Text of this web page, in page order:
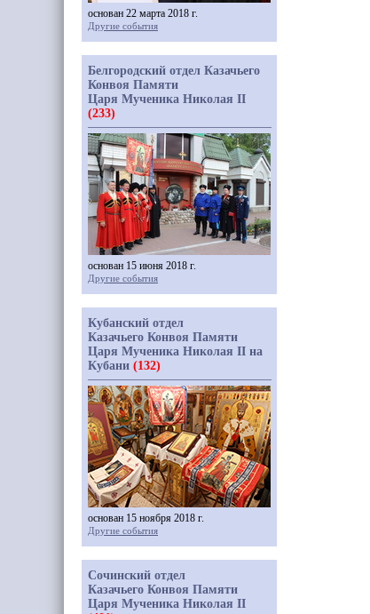
основан 22 марта 2018 г.
Другие события
Белгородский отдел Казачьего
Конвоя Памяти
Царя Мученика Николая II
(233)
основан 15 июня 2018 г.
Другие события
Кубанский отдел
Казачьего Конвоя Памяти
Царя Мученика Николая II на
Кубани (132)
основан 15 ноября 2018 г.
Другие события
Сочинский отдел
Казачьего Конвоя Памяти
Царя Мученика Николая II